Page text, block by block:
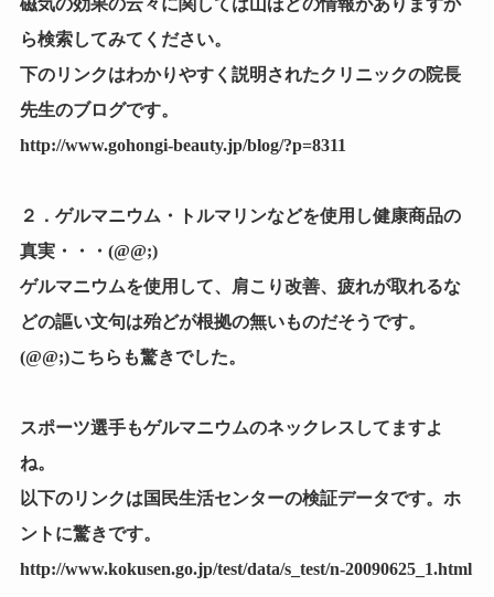
ら検索してみてください。
下のリンクはわかりやすく説明されたクリニックの院長
先生のブログです。
http://www.gohongi-beauty.jp/blog/?p=8311
２．ゲルマニウム・トルマリンなどを使用し健康商品の
真実・・・(@@;)
ゲルマニウムを使用して、肩こり改善、疲れが取れるな
どの謳い文句は殆どが根拠の無いものだそうです。
(@@;)こちらも驚きでした。
スポーツ選手もゲルマニウムのネックレスしてますよ
ね。
以下のリンクは国民生活センターの検証データです。ホ
ントに驚きです。
http://www.kokusen.go.jp/test/data/s_test/n-20090625_1.html